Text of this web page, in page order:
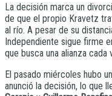
La decisión marca un
de que el propio Kravetz
al río. A pesar de su
Independiente sigue firme
que busca una alianza
El pasado miércoles hubo
anunció la decisión, lo que